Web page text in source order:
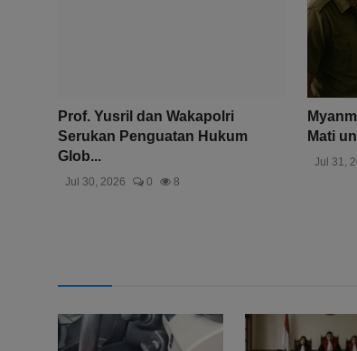
Prof. Yusril dan Wakapolri
Serukan Penguatan Hukum
Glob...
Jul 30, 2026 0 8
Mati
Jul 31,